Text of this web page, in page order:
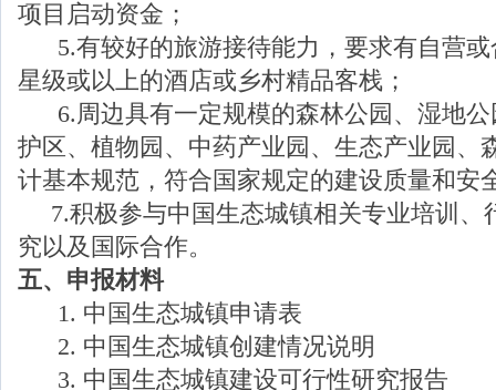
项目启动资金；
5.有较好的旅游接待能力，要求有自营或
星级或以上的酒店或乡村精品客栈；
6.周边具有一定规模的森林公园、湿地公
护区、植物园、中药产业园、生态产业园、
计基本规范，符合国家规定的建设质量和安
7.积极参与中国生态城镇相关专业培训、
究以及国际合作。
五、申报材料
1. 中国生态城镇申请表
2. 中国生态城镇创建情况说明
3. 中国生态城镇建设可行性研究报告